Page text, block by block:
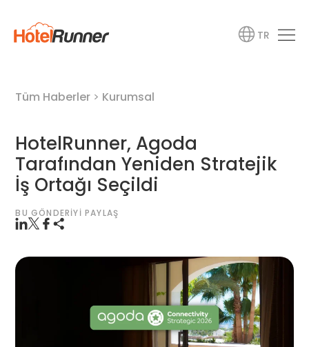
TR
Tüm Haberler > Kurumsal
HotelRunner, Agoda
Tarafından Yeniden Stratejik
İş Ortağı Seçildi
BU GÖNDERIYI PAYLAŞ